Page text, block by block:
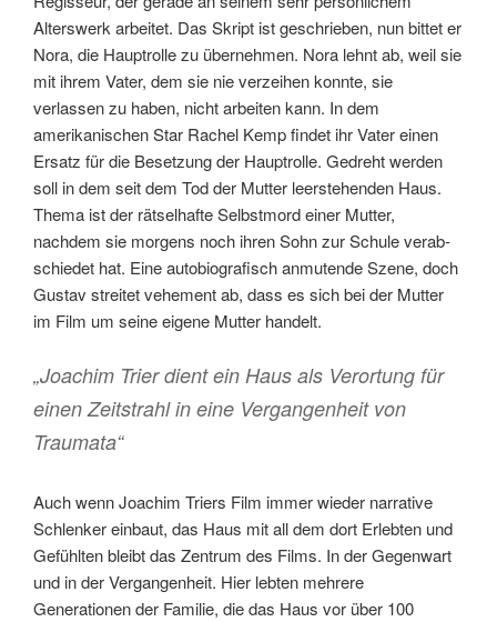
Alterswerk arbeitet. Das Skript ist geschrieben, nun bittet er
Nora, die Hauptrolle zu übernehmen. Nora lehnt ab, weil sie
mit ihrem Vater, dem sie nie verzeihen konnte, sie
verlassen zu haben, nicht arbeiten kann. In dem
amerikanischen Star Rachel Kemp findet ihr Vater einen
Ersatz für die Besetzung der Haupt­rolle. Gedreht werden
soll in dem seit dem Tod der Mutter leerstehenden Haus.
Thema ist der rätsel­hafte Selbst­mord einer Mutter,
nachdem sie morgens noch ihren Sohn zur Schule verab­
schiedet hat. Eine auto­bio­grafisch anmutende Szene, doch
Gustav streitet vehement ab, dass es sich bei der Mutter
im Film um seine eigene Mutter handelt.
„Joachim Trier dient ein Haus als Verortung für
einen Zeit­strahl in eine Vergangenheit von
Traumata“
Auch wenn Joachim Triers Film immer wieder narrative
Schlenker einbaut, das Haus mit all dem dort Erlebten und
Gefühlten bleibt das Zentrum des Films. In der Gegenwart
und in der Vergangenheit. Hier lebten mehrere
Generationen der Familie, die das Haus vor über 100